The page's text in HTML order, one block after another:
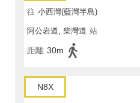
往 小西灣(藍灣半島)
阿公岩道, 柴灣道 站
距離 30m
N8X